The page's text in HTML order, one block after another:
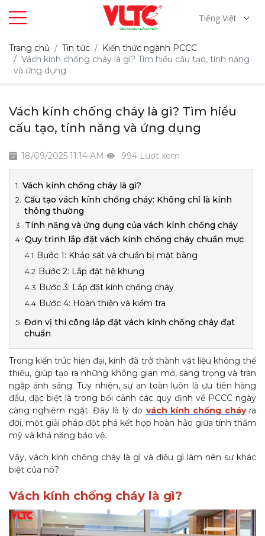
Tiếng Việt
Trang chủ Tin tức
Kiến thức ngành PCCC
Vách kính chống cháy là gì? Tìm hiểu cấu tạo, tính năng
và ứng dụng
Vách kính chống cháy là gì? Tìm hiểu
cấu tạo, tính năng và ứng dụng
18/09/2025 11:14 AM 994 Lượt xem
Vách kính chống cháy là gì?
Cấu tạo vách kính chống cháy: Không chỉ là kính
thông thường
Tính năng và ứng dụng của vách kính chống cháy
Quy trình lắp đặt vách kính chống cháy chuẩn mực
Bước 1: Khảo sát và chuẩn bị mặt bằng
Bước 2: Lắp đặt hệ khung
Bước 3: Lắp đặt kính chống cháy
Bước 4: Hoàn thiện và kiểm tra
Đơn vị thi công lắp đặt vách kính chống cháy đạt
chuẩn
Trong kiến trúc hiện đại, kính đã trở thành vật liệu không thể
thiếu, giúp tạo ra những không gian mở, sang trọng và tràn
ngập ánh sáng. Tuy nhiên, sự an toàn luôn là ưu tiên hàng
đầu, đặc biệt là trong bối cảnh các quy định về PCCC ngày
càng nghiêm ngặt. Đây là lý do vách kính chống cháyra
đời, một giải pháp đột phá kết hợp hoàn hảo giữa tính thẩm
mỹ và khả năng bảo vệ.
Vậy, vách kính chống cháy là gì và điều gì làm nên sự khác
biệt của nó?
Vách kính chống cháy là gì?